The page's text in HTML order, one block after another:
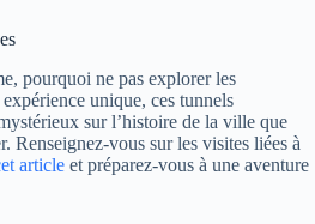
pourquoi ne pas explorer les
unique, ces tunnels
sur l’histoire de la ville que
Renseignez-vous sur les visites liées à
article et préparez-vous à une aventure